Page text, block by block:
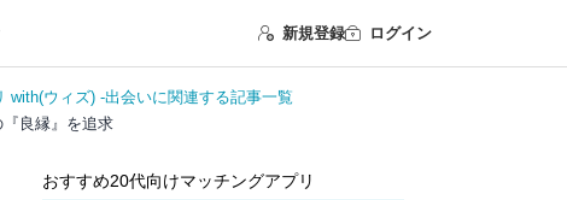
新規登録 ログイン
with(ウィズ) -出会いに関連する記事一覧
良縁』を追求
おすすめ20代向けマッチングアプリ